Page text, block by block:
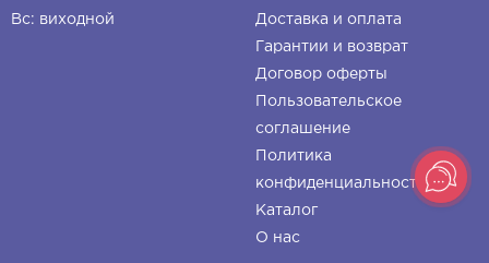
Вс: виходной Доставка и оплата
Гарантии и возврат
Договор оферты
Пользовательское
соглашение
Политика
конфиденциальности
Каталог
О нас